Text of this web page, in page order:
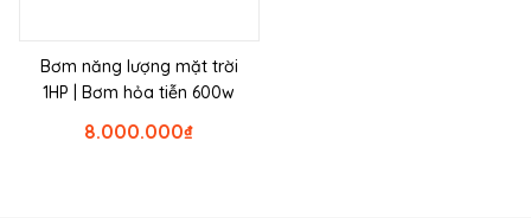
Bơm năng lượng mặt trời
1HP | Bơm hỏa tiễn 600w
₫
8.000.000